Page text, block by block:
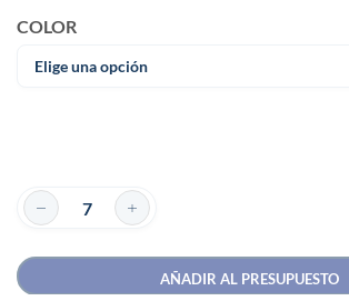
COLOR
AÑADIR AL PRESUPUESTO